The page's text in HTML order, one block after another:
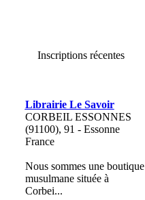
Inscriptions récentes
Librairie Le Savoir
CORBEIL ESSONNES
(91100), 91 - Essonne
France
Nous sommes une boutique
musulmane située à
Corbei...